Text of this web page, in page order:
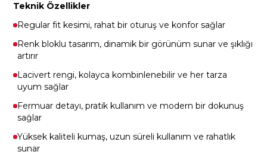
Teknik Özellikler
Regular fit kesimi, rahat bir oturuş ve konfor sağlar
Renk bloklu tasarım, dinamik bir görünüm sunar ve şıklığı
artırır
Lacivert rengi, kolayca kombinlenebilir ve her tarza
uyum sağlar
Fermuar detayı, pratik kullanım ve modern bir dokunuş
sağlar
Yüksek kaliteli kumaş, uzun süreli kullanım ve rahatlık
sunar